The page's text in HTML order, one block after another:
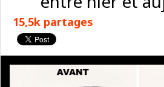
15,5k partages